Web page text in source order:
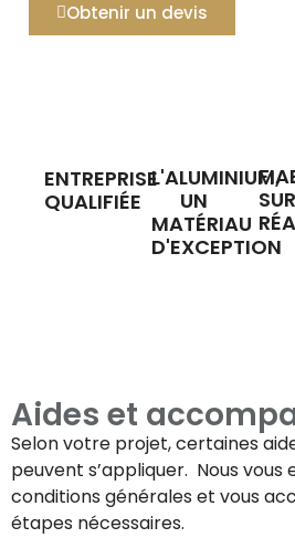
Obtenir un devis
ENTREPRISE
QUALIFIÉE
L'ALUMINIUM,
UN
MATÉRIAU
D'EXCEPTION
Aides et
Selon votre projet, certaines
peuvent s’appliquer. Nous vous
conditions générales et vous
étapes nécessaires.